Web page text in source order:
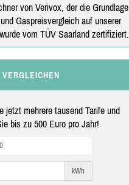
von Verivox, der die Grundlage
Gaspreisvergleich auf unserer
vom TÜV Saarland zertifiziert.
jetzt mehrere tausend Tarife und
bis zu 500 Euro pro Jahr!
kWh